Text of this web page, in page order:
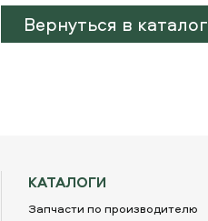
Вернуться в каталог
КАТАЛОГИ
Запчасти по производителю